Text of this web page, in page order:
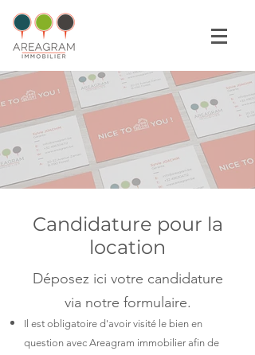
Candidature pour la
location
Déposez ici votre candidature
via notre formulaire.
Il est obligatoire d'avoir visité le bien en
question avec Areagram immobilier afin de